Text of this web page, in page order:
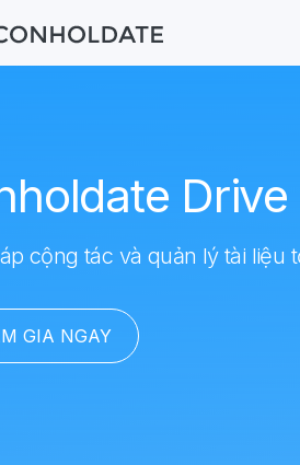
Drive
cộng tác và quản lý tài liệu
GIA NGAY